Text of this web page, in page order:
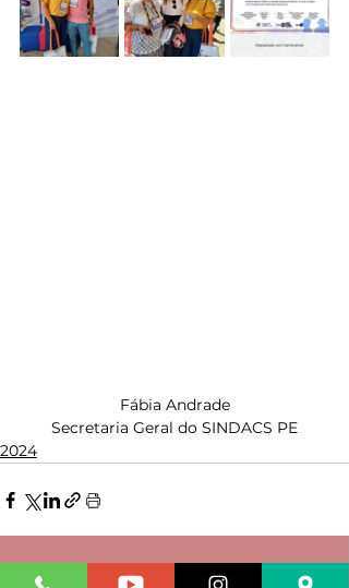
Fábia Andrade
Secretaria Geral do SINDACS PE
2024
Posts recentes Ver tudo